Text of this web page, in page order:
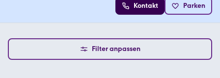
Kontakt Parken
Filter anpassen